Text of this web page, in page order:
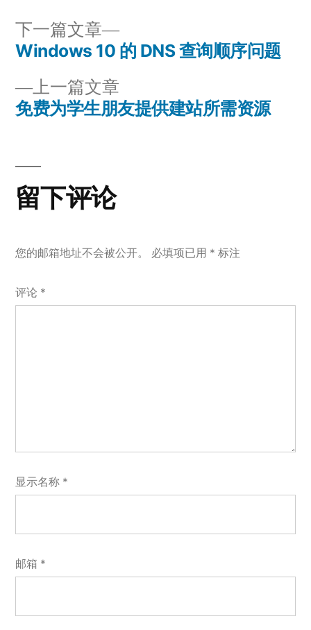
者：
音
文
章
导
航
上一篇文章
一
免费为学生朋友提供建站所需资源
下一篇文章
下
一
章：
Windows 10 的 DNS 查询顺序问题
留下评论
您的邮箱地址不会被公开。 必填项已用 * 标注
评论 *
显示名称 *
邮箱 *